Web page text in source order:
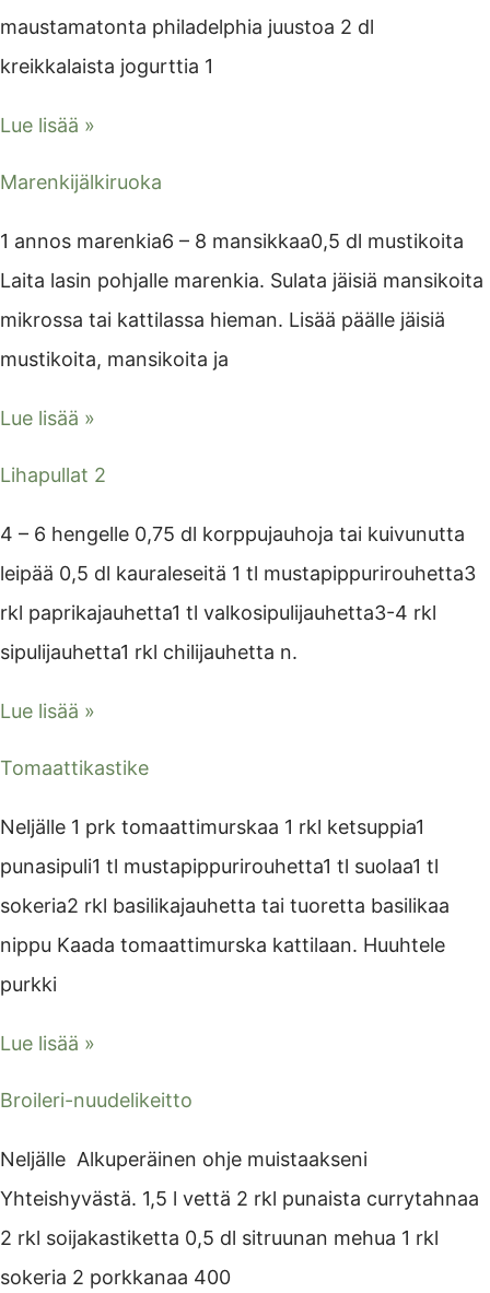
maustamatonta philadelphia juustoa 2 dl
kreikkalaista jogurttia 1
Lue lisää »
Marenkijälkiruoka
1 annos marenkia6 – 8 mansikkaa0,5 dl mustikoita
Laita lasin pohjalle marenkia. Sulata jäisiä mansikoita
mikrossa tai kattilassa hieman. Lisää päälle jäisiä
mustikoita, mansikoita ja
Lue lisää »
Lihapullat 2
4 – 6 hengelle 0,75 dl korppujauhoja tai kuivunutta
leipää 0,5 dl kauraleseitä 1 tl mustapippurirouhetta3
rkl paprikajauhetta1 tl valkosipulijauhetta3-4 rkl
sipulijauhetta1 rkl chilijauhetta n.
Lue lisää »
Tomaattikastike
Neljälle 1 prk tomaattimurskaa 1 rkl ketsuppia1
punasipuli1 tl mustapippurirouhetta1 tl suolaa1 tl
sokeria2 rkl basilikajauhetta tai tuoretta basilikaa
nippu Kaada tomaattimurska kattilaan. Huuhtele
purkki
Lue lisää »
Broileri-nuudelikeitto
Neljälle Alkuperäinen ohje muistaakseni
Yhteishyvästä. 1,5 l vettä 2 rkl punaista currytahnaa
2 rkl soijakastiketta 0,5 dl sitruunan mehua 1 rkl
sokeria 2 porkkanaa 400